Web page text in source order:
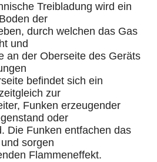
Treibladung wird ein
der
durch welchen das Gas
und
an der Oberseite des Geräts
befindet sich ein
zur
Funken erzeugender
oder
Die Funken entfachen das
sorgen
Flammeneffekt.